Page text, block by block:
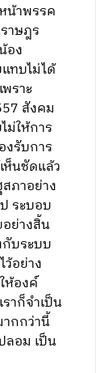
น้าพรรค
าษฎร
อง
ทบไม่ได้
ราะ
สังคม
ม่ให้การ
งรับการ
ห็นชัดแล้ว
ภาอย่าง
ระบอบ
ย่างสิ้น
กับระบบ
ว้อย่าง
ห้องค์
าก็จำเป็น
ากกว่านี้
ลอม เป็น